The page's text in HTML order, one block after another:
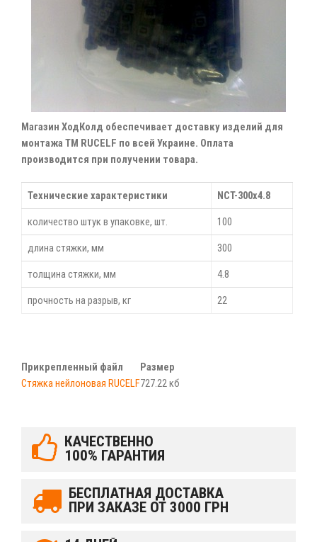
Магазин ХодКолд обеспечивает доставку изделий для
монтажа ТМ RUCELF по всей Украине. Оплата
производится при получении товара.
Технические характеристики NCT-300x4.8
количество штук в упаковке, шт. 100
длина стяжки, мм 300
толщина стяжки, мм 4.8
прочность на разрыв, кг 22
Прикрепленный файл
Размер
Стяжка нейлоновая RUCELF727.22 кб
КАЧЕСТВЕННО
100% ГАРАНТИЯ
БЕСПЛАТНАЯ ДОСТАВКА
ПРИ ЗАКАЗЕ ОТ 3000 ГРН